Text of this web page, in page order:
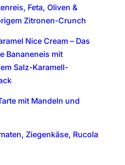
Feta, Oliven &
Zitronen-Crunch
Nice Cream – Das
Bananeneis mit
Salz-Karamell-
mit Mandeln und
Ziegenkäse, Rucola